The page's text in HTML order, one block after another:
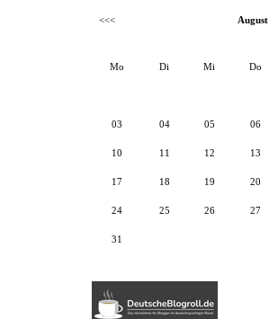
<<< August
Mo Di Mi Do
03 04 05 06
10 11 12 13
17 18 19 20
24 25 26 27
31